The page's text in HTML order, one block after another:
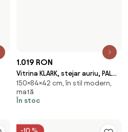
185×55×41 cm, în stil modern,
mată
Disponibil în 5 e-shop-uri